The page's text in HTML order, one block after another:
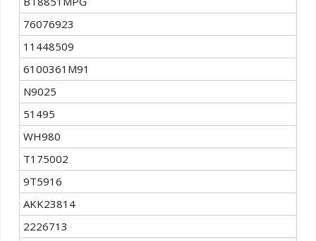
76076923
11448509
6100361М91
N9025
51495
WH980
T175002
9T5916
AKK23814
2226713